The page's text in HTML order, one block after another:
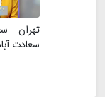
تهران –
سعادت